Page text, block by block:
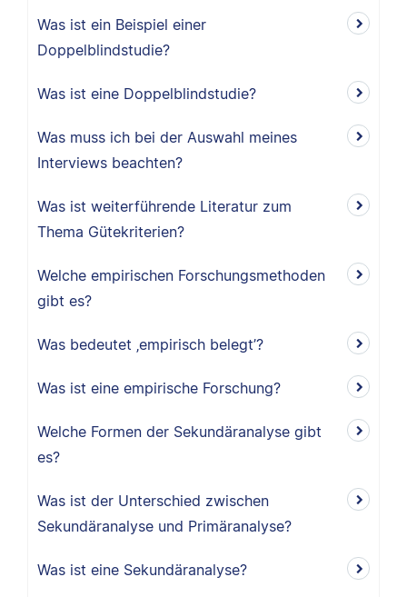
Was ist ein Beispiel einer
Doppelblindstudie?
Was ist eine Doppelblindstudie?
Was muss ich bei der Auswahl meines
Interviews beachten?
Was ist weiterführende Literatur zum
Thema Gütekriterien?
Welche empirischen Forschungsmethoden
gibt es?
Was bedeutet ‚empirisch belegt’?
Was ist eine empirische Forschung?
Welche Formen der Sekundäranalyse gibt
es?
Was ist der Unterschied zwischen
Sekundäranalyse und Primäranalyse?
Was ist eine Sekundäranalyse?